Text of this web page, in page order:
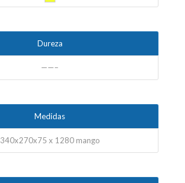
Dureza
——–
Medidas
340x270x75 x 1280 mango